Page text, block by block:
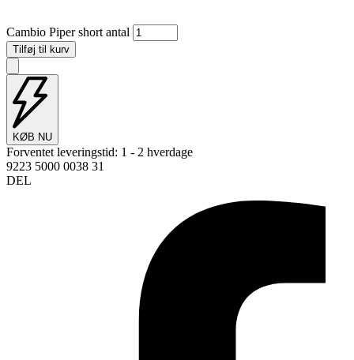
Cambio Piper short antal
Tilføj til kurv
KØB NU
Forventet leveringstid: 1 - 2 hverdage
9223 5000 0038 31
DEL